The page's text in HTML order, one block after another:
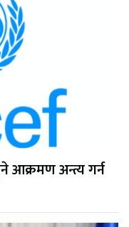
आक्रमण अन्त्य गर्न